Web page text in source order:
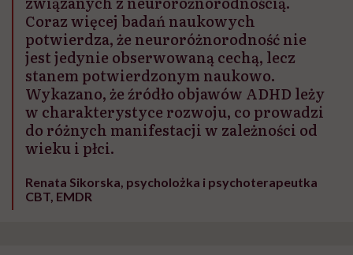
Coraz więcej badań naukowych
potwierdza, że neuroróżnorodność nie
jest jedynie obserwowaną cechą, lecz
stanem potwierdzonym naukowo.
Wykazano, że źródło objawów ADHD leży
w charakterystyce rozwoju, co prowadzi
do różnych manifestacji w zależności od
wieku i płci.
Renata Sikorska, psycholożka i psychoterapeutka
CBT, EMDR